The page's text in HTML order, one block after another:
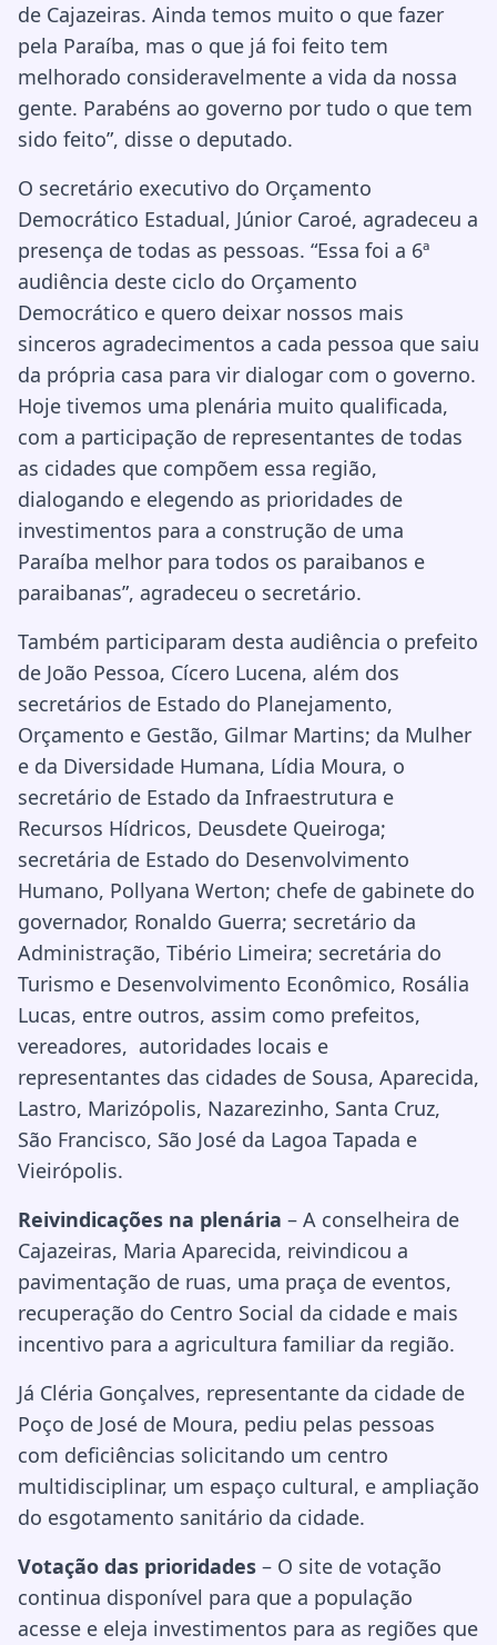
de Cajazeiras. Ainda temos muito o que fazer
pela Paraíba, mas o que já foi feito tem
melhorado consideravelmente a vida da nossa
gente. Parabéns ao governo por tudo o que tem
sido feito”, disse o deputado.
O secretário executivo do Orçamento
Democrático Estadual, Júnior Caroé, agradeceu a
presença de todas as pessoas. “Essa foi a 6ª
audiência deste ciclo do Orçamento
Democrático e quero deixar nossos mais
sinceros agradecimentos a cada pessoa que saiu
da própria casa para vir dialogar com o governo.
Hoje tivemos uma plenária muito qualificada,
com a participação de representantes de todas
as cidades que compõem essa região,
dialogando e elegendo as prioridades de
investimentos para a construção de uma
Paraíba melhor para todos os paraibanos e
paraibanas”, agradeceu o secretário.
Também participaram desta audiência o prefeito
de João Pessoa, Cícero Lucena, além dos
secretários de Estado do Planejamento,
Orçamento e Gestão, Gilmar Martins; da Mulher
e da Diversidade Humana, Lídia Moura, o
secretário de Estado da Infraestrutura e
Recursos Hídricos, Deusdete Queiroga;
secretária de Estado do Desenvolvimento
Humano, Pollyana Werton; chefe de gabinete do
governador, Ronaldo Guerra; secretário da
Administração, Tibério Limeira; secretária do
Turismo e Desenvolvimento Econômico, Rosália
Lucas, entre outros, assim como prefeitos,
vereadores, autoridades locais e
representantes das cidades de Sousa, Aparecida,
Lastro, Marizópolis, Nazarezinho, Santa Cruz,
São Francisco, São José da Lagoa Tapada e
Vieirópolis.
Reivindicações na plenária – A conselheira de
Cajazeiras, Maria Aparecida, reivindicou a
pavimentação de ruas, uma praça de eventos,
recuperação do Centro Social da cidade e mais
incentivo para a agricultura familiar da região.
Já Cléria Gonçalves, representante da cidade de
Poço de José de Moura, pediu pelas pessoas
com deficiências solicitando um centro
multidisciplinar, um espaço cultural, e ampliação
do esgotamento sanitário da cidade.
Votação das prioridades – O site de votação
continua disponível para que a população
acesse e eleja investimentos para as regiões que